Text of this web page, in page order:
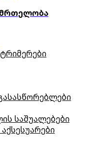
საშუალებები